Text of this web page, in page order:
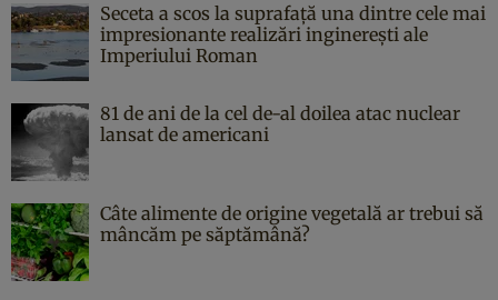
Seceta a scos la suprafață una dintre cele mai
impresionante realizări inginerești ale
Imperiului Roman
81 de ani de la cel de-al doilea atac nuclear
lansat de americani
Câte alimente de origine vegetală ar trebui să
mâncăm pe săptămână?